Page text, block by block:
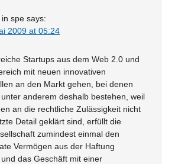
in spe says:
2009 at 05:24
Startups aus dem Web 2.0 und
mit neuen innovativen
an den Markt gehen, bei denen
anderem deshalb bestehen, weil
an die rechtliche Zulässigkeit nicht
Detail geklärt sind, erfüllt die
zumindest einmal den
Vermögen aus der Haftung
das Geschäft mit einer